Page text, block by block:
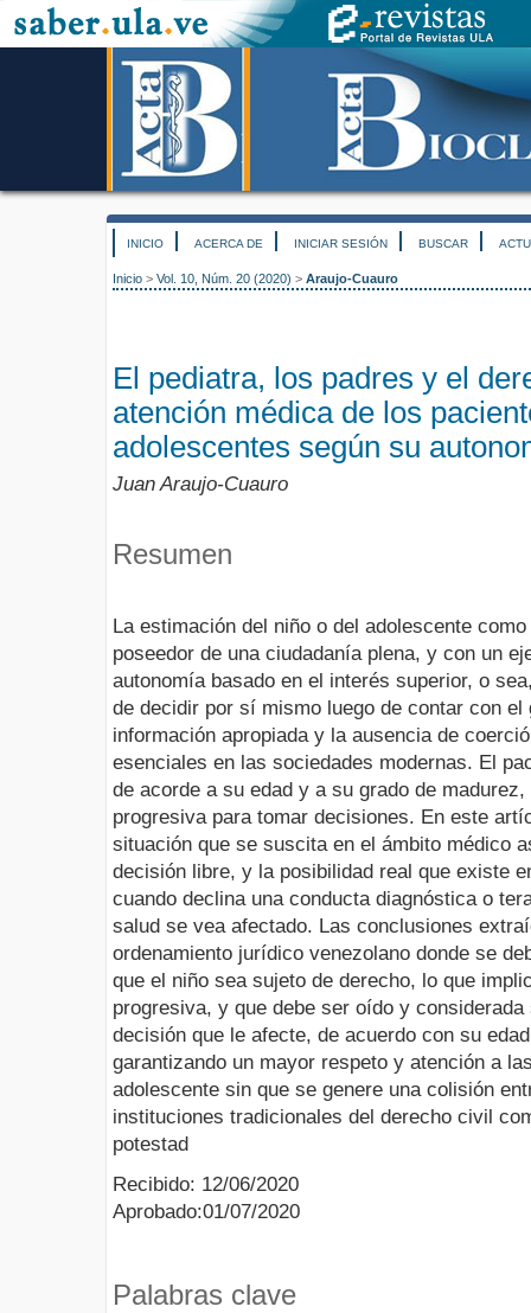
INICIO ACERCA DE INICIAR SESIÓN BUSCAR
Inicio > Vol. 10, Núm. 20 (2020) > Araujo-Cuauro
El pediatra, los padres y el
atención médica de los
adolescentes según su
Juan Araujo-Cuauro
Resumen
La estimación del niño o del adolescente
poseedor de una ciudadanía plena, y con un
autonomía basado en el interés superior, o
de decidir por sí mismo luego de contar con el
información apropiada y la ausencia de
esenciales en las sociedades modernas. El
de acorde a su edad y a su grado de
progresiva para tomar decisiones. En este
situación que se suscita en el ámbito médico
decisión libre, y la posibilidad real que existe
cuando declina una conducta diagnóstica o
salud se vea afectado. Las conclusiones
ordenamiento jurídico venezolano donde se
que el niño sea sujeto de derecho, lo que
progresiva, y que debe ser oído y
decisión que le afecte, de acuerdo con su
garantizando un mayor respeto y atención a
adolescente sin que se genere una colisión
instituciones tradicionales del derecho civil
potestad
Recibido: 12/06/2020
Aprobado:01/07/2020
Palabras clave